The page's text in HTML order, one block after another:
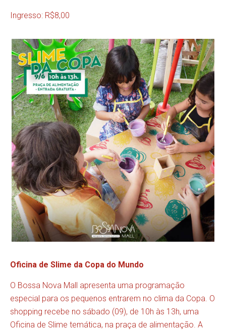
Ingresso: R$8,00
Oficina de Slime da Copa do Mundo
O Bossa Nova Mall apresenta uma programação
especial para os pequenos entrarem no clima da Copa. O
shopping recebe no sábado (09), de 10h às 13h, uma
Oficina de Slime temática, na praça de alimentação. A